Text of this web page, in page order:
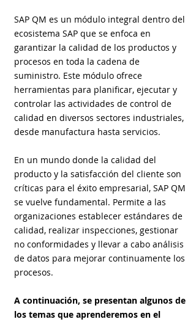
SAP QM es un módulo integral dentro del
ecosistema SAP que se enfoca en
garantizar la calidad de los productos y
procesos en toda la cadena de
suministro. Este módulo ofrece
herramientas para planificar, ejecutar y
controlar las actividades de control de
calidad en diversos sectores industriales,
desde manufactura hasta servicios.
En un mundo donde la calidad del
producto y la satisfacción del cliente son
críticas para el éxito empresarial, SAP QM
se vuelve fundamental. Permite a las
organizaciones establecer estándares de
calidad, realizar inspecciones, gestionar
no conformidades y llevar a cabo análisis
de datos para mejorar continuamente los
procesos.
A continuación, se presentan algunos de
los temas que aprenderemos en el